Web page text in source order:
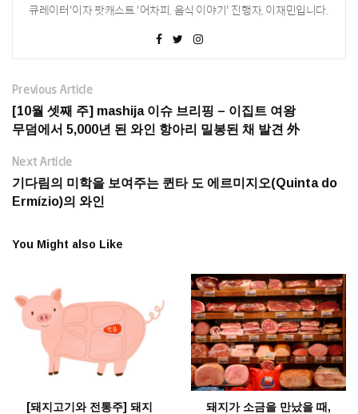
큐레이터'이자 팟캐스트 '어차피, 음식 이야기' 진행자, 이재민입니다.
Previous Article
[10월 셋째 주] mashija 이슈 브리핑 – 이집트 여왕
무덤에서 5,000년 된 와인 항아리 밀봉된 채 발견 外
Next Article
기다림의 미학을 보여주는 퀸타 도 에르미지오(Quinta do
Ermízio)의 와인
You Might also Like
[돼지고기와 전통주] 돼지
돼지가 소금을 만났을 때,